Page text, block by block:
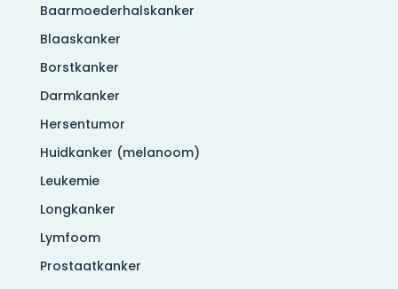
Baarmoederhalskanker
Blaaskanker
Borstkanker
Darmkanker
Hersentumor
Huidkanker (melanoom)
Leukemie
Longkanker
Lymfoom
Prostaatkanker